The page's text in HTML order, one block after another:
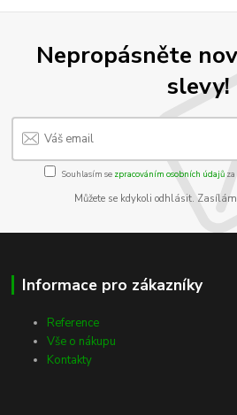
Nepropásněte
slevy!
Souhlasím se zpracováním osobních údajůza
Můžete se kdykoli odhlásit.
Informace pro zákazníky
Reference
Vše o nákupu
Kontakty